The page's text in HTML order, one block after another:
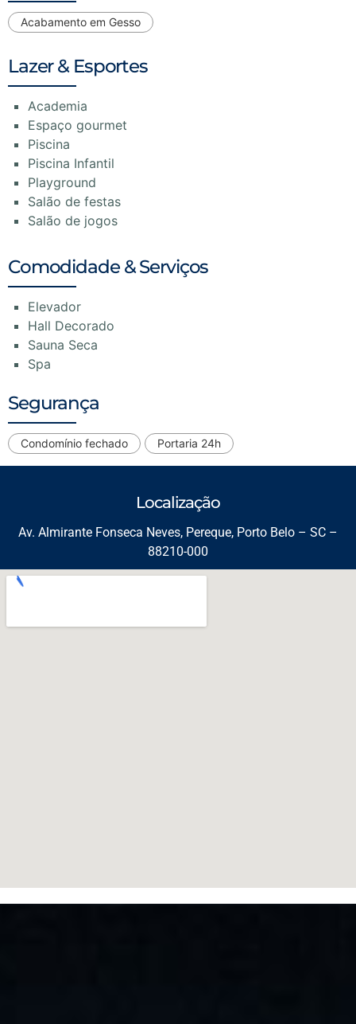
Acabamento em Gesso
Lazer & Esportes
Academia
Espaço gourmet
Piscina
Piscina Infantil
Playground
Salão de festas
Salão de jogos
Comodidade & Serviços
Elevador
Hall Decorado
Sauna Seca
Spa
Segurança
Condomínio fechado Portaria 24h
Localização
Av. Almirante Fonseca Neves, Pereque, Porto Belo – SC –
88210-000